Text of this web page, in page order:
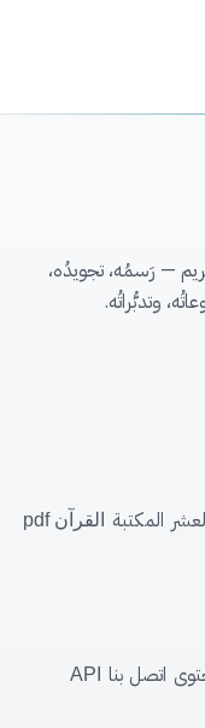
— رَسمُه، تجويدُه،
وتدبُّراتُه.
المكتبة القرآن pdf
اتصل بنا
API